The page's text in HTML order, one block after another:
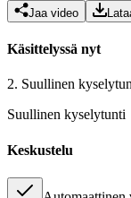
Jaa video
Käsittelyssä nyt
2. Suullinen
Suullinen kyselytunti
Keskustelu